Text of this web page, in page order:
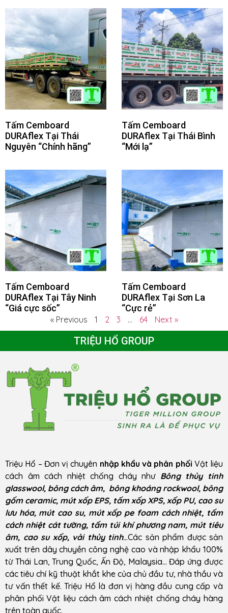
Tấm Cemboard
DURAflex Tại Thái
Nguyên “Chính hãng”
Tấm Cemboard
DURAflex Tại Thái Bình
“Mới lạ”
Tấm Cemboard
DURAflex Tại Tây Ninh
“Giá cực sốc”
Tấm Cemboard
DURAflex Tại Sơn La
“Cực rẻ”
« Previous 1 2 3 … 64 Next »
TRIỆU HỔ GROUP
Triệu Hổ – Đơn vị chuyên nhập khẩu và phân phối Vật liệu
cách âm cách nhiệt chống cháy như Bông thủy tinh
glasswool, bông cách âm, bông khoáng rockwool, bông
gốm ceramic, mút xốp EPS, tấm xốp XPS, xốp PU, cao su
lưu hóa, mút cao su, mút xốp pe foam cách nhiệt, tấm
cách nhiệt cát tường, tấm túi khí phương nam, mút tiêu
âm, cao su xốp, vải thủy tinh...Các sản phẩm được sản
xuất trên dây chuyền công nghệ cao và nhập khẩu 100%
từ Thái Lan, Trung Quốc, Ấn Độ, Malaysia… Đáp ứng được
các tiêu chí kỹ thuật khắt khe của chủ đầu tư, nhà thầu và
tư vấn thết kế. Triệu Hổ là đơn vị hàng đầu cung cấp và
phân phối Vật liệu cách âm cách nhiệt chống cháy hàng
trên toàn quốc.